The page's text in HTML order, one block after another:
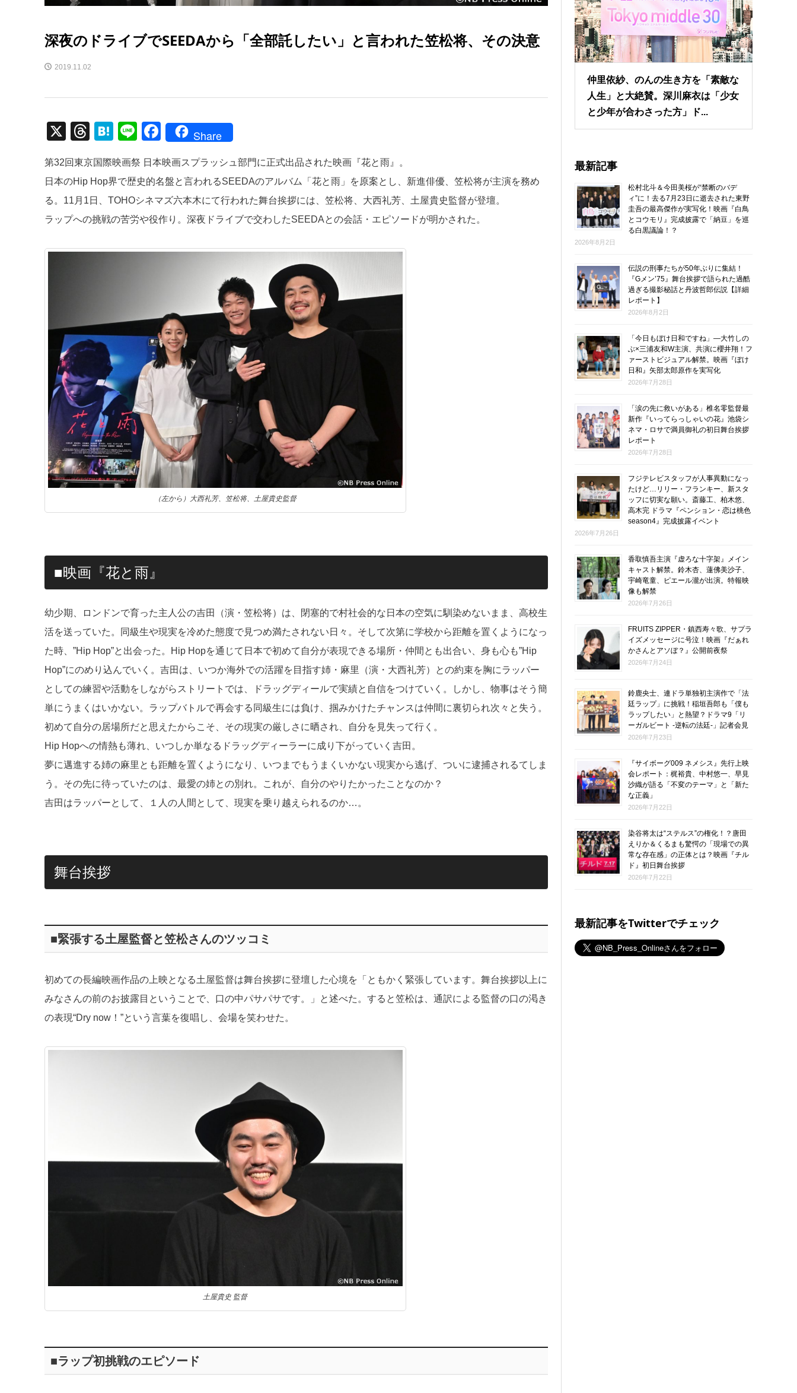
深夜のドライブでSEEDAから「全部託したい」と言われた笠松将、その決意
2019.11.02
X T
e
a
d
s
H
e
n
a
Li
e
F
c
e
b
o
o
Share
第32回東京国際映画祭 日本映画スプラッシュ部門に正式出品された映画『花と雨』。
日本のHip Hop界で歴史的名盤と言われるSEEDAのアルバム「花と雨」を原案とし、新進俳優、笠松将が主演を務め
る。11月1日、TOHOシネマズ六本木にて行われた舞台挨拶には、笠松将、大西礼芳、土屋貴史監督が登壇。
ラップへの挑戦の苦労や役作り。深夜ドライブで交わしたSEEDAとの会話・エピソードが明かされた。
（左から）大西礼芳、笠松将、土屋貴史監督
■映画『花と雨』
幼少期、ロンドンで育った主人公の吉田（演・笠松将）は、閉塞的で村社会的な日本の空気に馴染めないまま、高校生
活を送っていた。同級生や現実を冷めた態度で見つめ満たされない日々。そして次第に学校から距離を置くようになっ
た時、”Hip Hop”と出会った。Hip Hopを通じて日本で初めて自分が表現できる場所・仲間とも出合い、身も心も”Hip
Hop”にのめり込んでいく。吉田は、いつか海外での活躍を目指す姉・麻里（演・大西礼芳）との約束を胸にラッパー
としての練習や活動をしながらストリートでは、ドラッグディールで実績と自信をつけていく。しかし、物事はそう簡
単にうまくはいかない。ラップバトルで再会する同級生には負け、掴みかけたチャンスは仲間に裏切られ次々と失う。
初めて自分の居場所だと思えたからこそ、その現実の厳しさに晒され、自分を見失って行く。
Hip Hopへの情熱も薄れ、いつしか単なるドラッグディーラーに成り下がっていく吉田。
夢に邁進する姉の麻里とも距離を置くようになり、いつまでもうまくいかない現実から逃げ、ついに逮捕されるてしま
う。その先に待っていたのは、最愛の姉との別れ。これが、自分のやりたかったことなのか？
吉田はラッパーとして、１人の人間として、現実を乗り越えられるのか…。
舞台挨拶
■緊張する土屋監督と笠松さんのツッコミ
初めての長編映画作品の上映となる土屋監督は舞台挨拶に登壇した心境を「ともかく緊張しています。舞台挨拶以上に
みなさんの前のお披露目ということで、口の中パサパサです。」と述べた。すると笠松は、通訳による監督の口の渇き
の表現“Dry now！”という言葉を復唱し、会場を笑わせた。
土屋貴史 監督
■ラップ初挑戦のエピソード
仲里依紗、のんの生き方を「素敵な
人生」と大絶賛。深川麻衣は「少女
と少年が合わさった方」ド...
最新記事
松村北斗＆今田美桜が“禁断のバデ
ィ”に！去る7月23日に逝去された東野
圭吾の最高傑作が実写化！映画『白鳥
とコウモリ』完成披露で「納豆」を巡
る白黒議論！？
2026年8月2日
伝説の刑事たちが50年ぶりに集結！
『Gメン’75』舞台挨拶で語られた過酷
過ぎる撮影秘話と丹波哲郎伝説【詳細
レポート】
2026年8月2日
「今日もぼけ日和ですね」―大竹しの
ぶ×三浦友和W主演、共演に櫻井翔！フ
ァーストビジュアル解禁。映画『ぼけ
日和』矢部太郎原作を実写化
2026年7月28日
「涙の先に救いがある」椎名零監督最
新作『いってらっしゃいの花』池袋シ
ネマ・ロサで満員御礼の初日舞台挨拶
レポート
2026年7月28日
フジテレビスタッフが人事異動になっ
たけど…リリー・フランキー、新スタ
ッフに切実な願い。斎藤工、柏木悠、
高木完 ドラマ『ペンション・恋は桃色
season4』完成披露イベント
2026年7月26日
香取慎吾主演『虚ろな十字架』メイン
キャスト解禁。鈴木杏、蓮佛美沙子、
宇崎竜童、ピエール瀧が出演。特報映
像も解禁
2026年7月26日
FRUITS ZIPPER・鎮西寿々歌、サプラ
イズメッセージに号泣！映画『だぁれ
かさんとアソぼ？』公開前夜祭
2026年7月24日
鈴鹿央士、連ドラ単独初主演作で「法
廷ラップ」に挑戦！稲垣吾郎も「僕も
ラップしたい」と熱望？ドラマ9「リ
ーガルビート -逆転の法廷-」記者会見
2026年7月23日
『サイボーグ009 ネメシス』先行上映
会レポート：梶裕貴、中村悠一、早見
沙織が語る「不変のテーマ」と「新た
な正義」
2026年7月22日
染谷将太は“ステルス”の権化！？唐田
えりか＆くるまも驚愕の「現場での異
常な存在感」の正体とは？映画『チル
ド』初日舞台挨拶
2026年7月22日
最新記事をTwitterでチェック